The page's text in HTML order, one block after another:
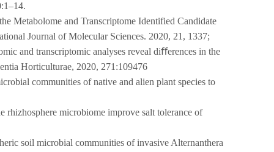
Metabolome and Transcriptome Identified Candidate
Journal of Molecular Sciences. 2020, 21, 1337;
and transcriptomic analyses reveal diﬀerences in the
Horticulturae, 2020, 271:109476
communities of native and alien plant species to
microbiome improve salt tolerance of
soil microbial communities of invasive Alternanthera